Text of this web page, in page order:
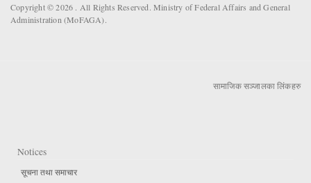
Copyright © 2026 . All Rights Reserved. Ministry of Federal Affairs and General
Administration (MoFAGA).
सामाजिक सञ्जालका लिंकहरु
Notices
सूचना तथा समाचार